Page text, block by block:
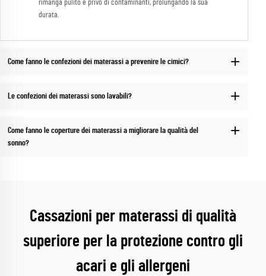
rimanga pulito e privo di contaminanti, prolungando la sua
durata.
Come fanno le confezioni dei materassi a prevenire le cimici?
Le confezioni dei materassi sono lavabili?
Come fanno le coperture dei materassi a migliorare la qualità del
sonno?
Cassazioni per materassi di qualità
superiore per la protezione contro gli
acari e gli allergeni